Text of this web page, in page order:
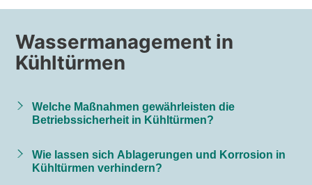
Wassermanagement in
Kühltürmen
Welche Maßnahmen gewährleisten die
Betriebssicherheit in Kühltürmen?
Wie lassen sich Ablagerungen und Korrosion in
Kühltürmen verhindern?